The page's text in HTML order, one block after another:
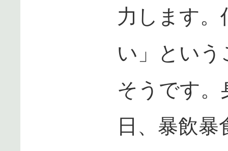
力します
い」という
そうです。
日、暴飲